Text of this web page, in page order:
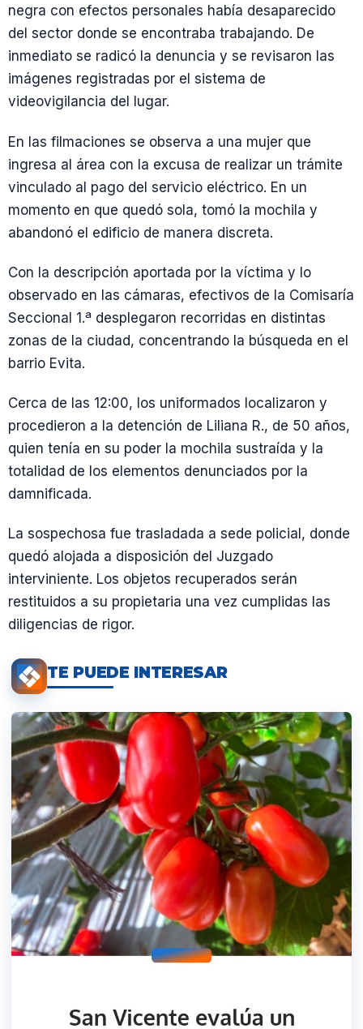
negra con efectos personales había desaparecido
del sector donde se encontraba trabajando. De
inmediato se radicó la denuncia y se revisaron las
imágenes registradas por el sistema de
videovigilancia del lugar.
En las filmaciones se observa a una mujer que
ingresa al área con la excusa de realizar un trámite
vinculado al pago del servicio eléctrico. En un
momento en que quedó sola, tomó la mochila y
abandonó el edificio de manera discreta.
Con la descripción aportada por la víctima y lo
observado en las cámaras, efectivos de la Comisaría
Seccional 1.ª desplegaron recorridas en distintas
zonas de la ciudad, concentrando la búsqueda en el
barrio Evita.
Cerca de las 12:00, los uniformados localizaron y
procedieron a la detención de Liliana R., de 50 años,
quien tenía en su poder la mochila sustraída y la
totalidad de los elementos denunciados por la
damnificada.
La sospechosa fue trasladada a sede policial, donde
quedó alojada a disposición del Juzgado
interviniente. Los objetos recuperados serán
restituidos a su propietaria una vez cumplidas las
diligencias de rigor.
TE PUEDE INTERESAR